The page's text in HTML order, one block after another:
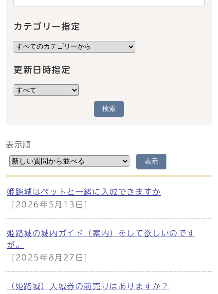
カテゴリー指定
更新日時指定
検索
メインメニュー
表示順
表示
姫路城はペットと一緒に入城できますか
[2026年5月13日]
姫路城の城内ガイド（案内）をして欲しいのです
が。
[2025年8月27日]
（姫路城）入城券の前売りはありますか？